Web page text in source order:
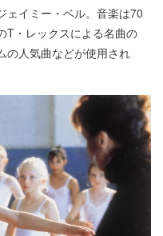
ェイミー・ベル。音楽は70
T・レックスによる名曲の
の人気曲などが使用され